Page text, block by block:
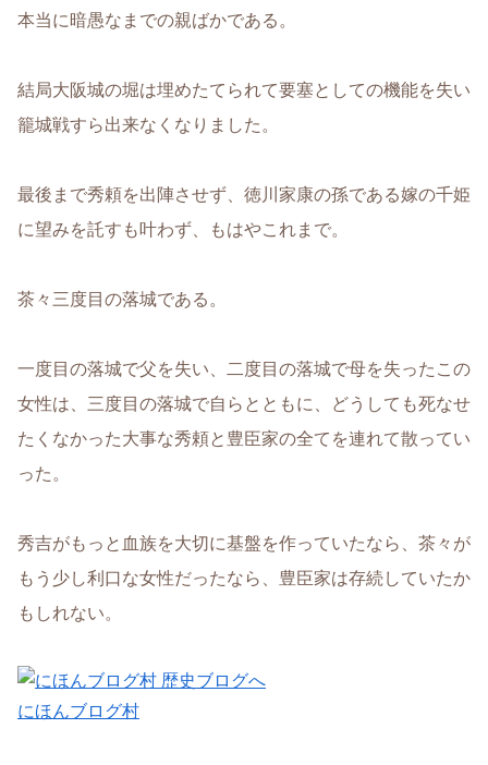
本当に暗愚なまでの親ばかである。
結局大阪城の堀は埋めたてられて要塞としての機能を失い
籠城戦すら出来なくなりました。
最後まで秀頼を出陣させず、徳川家康の孫である嫁の千姫
に望みを託すも叶わず、もはやこれまで。
茶々三度目の落城である。
一度目の落城で父を失い、二度目の落城で母を失ったこの
女性は、三度目の落城で自らとともに、どうしても死なせ
たくなかった大事な秀頼と豊臣家の全てを連れて散ってい
った。
秀吉がもっと血族を大切に基盤を作っていたなら、茶々が
もう少し利口な女性だったなら、豊臣家は存続していたか
もしれない。
にほんブログ村